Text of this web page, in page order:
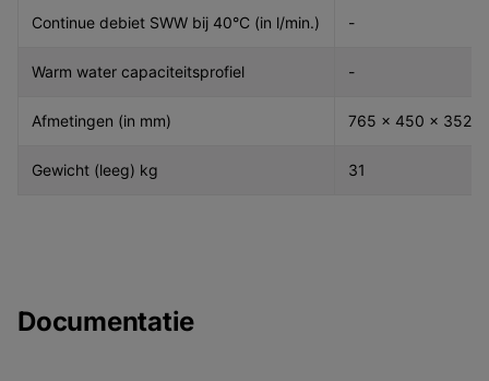
Continue debiet SWW bij 40°C (in l/min.) -
Warm water capaciteitsprofiel -
Afmetingen (in mm) 765 x 450 x 352
Gewicht (leeg) kg 31
Documentatie